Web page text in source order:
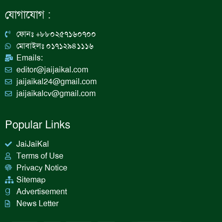
b
o
a
g
a
m
n
যোগাযোগ :
ফোনঃ +৮৮০২৫৭১৬০৭০০
মোবাইলঃ ০১৭১২৯৪১১১৬
Emails:
editor@jaijaikal.com
jaijaikal24@gmail.com
jaijaikalcv@gmail.com
Popular Links
JaiJaiKal
Terms of Use
Privacy Notice
Sitemap
Advertisement
News Letter